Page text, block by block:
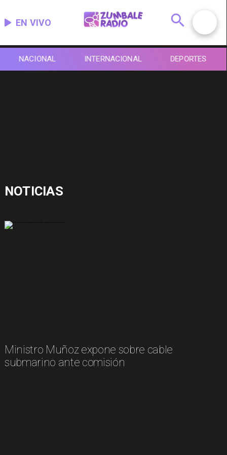
EN VIVO
NACIONAL INTERNACIONAL DEPORTES
NOTICIAS
Ministro Muñoz expone sobre cable
submarino ante comisión